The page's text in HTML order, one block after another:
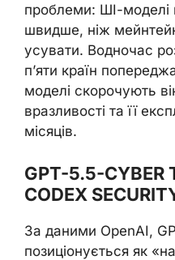
проблеми: ШІ-моделі
швидше, ніж
усувати. Водночас
п’яти країн
моделі скорочують
вразливості та її
місяців.
GPT-5.5-
CODEX
За даними OpenAI,
позиціонується як